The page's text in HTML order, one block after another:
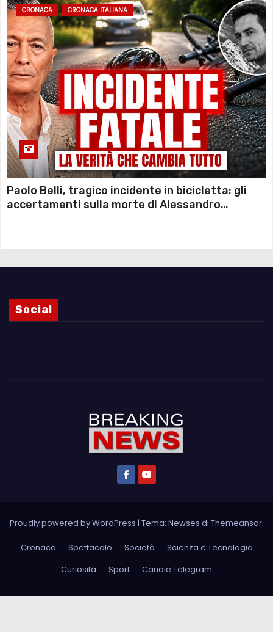
CRONACA CRONACA ITALIANA
Paolo Belli, tragico incidente in bicicletta: gli
accertamenti sulla morte di Alessandro
Social
Proudly powered by WordPress | Tema: Newses di Themeansar.
Cronaca Spettacolo Società
Scienza e Tecnologia
Curiosità
Sport Canale Telegram